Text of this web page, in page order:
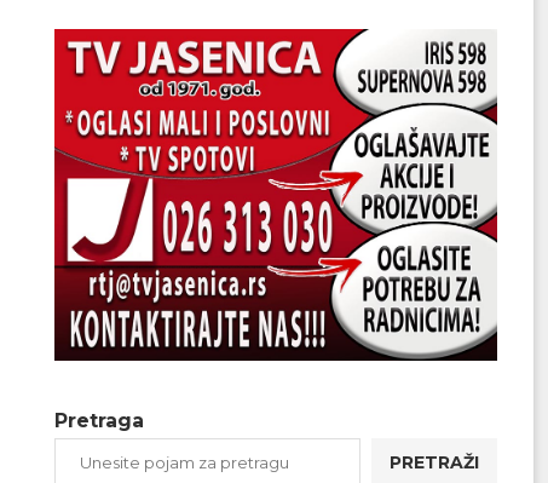
Pretraga
PRETRAŽI